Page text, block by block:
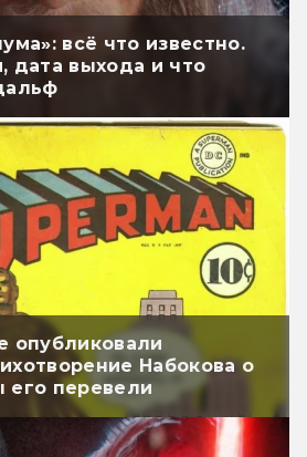
всё что известно.
дата выхода и что
опубликовали
Набокова о
перевели